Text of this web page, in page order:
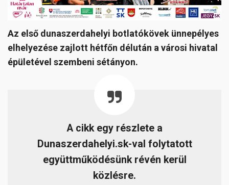
Az első dunaszerdahelyi botlatókövek ünnepélyes
elhelyezése zajlott hétfőn délután a városi hivatal
épületével szembeni sétányon.
A cikk egy részlete a
Dunaszerdahelyi.sk-val folytatott
együttműködésünk révén kerül
közlésre.